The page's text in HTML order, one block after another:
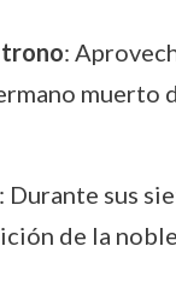
trono:
muerto
: Durante sus
de la